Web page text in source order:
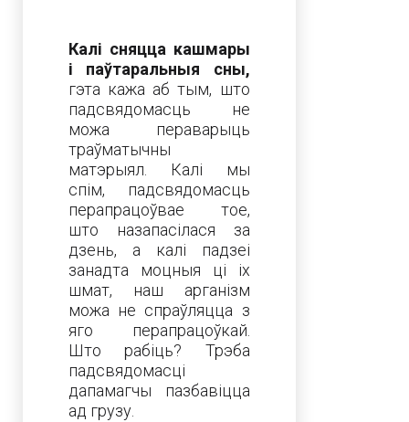
Калі сняцца кашмары
і паўтаральныя сны,
гэта кажа аб тым, што
падсвядомасць не
можа пераварыць
траўматычны
матэрыял. Калі мы
спім, падсвядомасць
перапрацоўвае тое,
што назапасілася за
дзень, а калі падзеі
занадта моцныя ці іх
шмат, наш арганізм
можа не спраўляцца з
яго перапрацоўкай.
Што рабіць? Трэба
падсвядомасці
дапамагчы пазбавіцца
ад грузу.